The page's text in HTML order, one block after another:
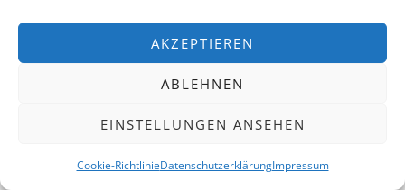
AKZEPTIEREN
ABLEHNEN
EINSTELLUNGEN ANSEHEN
Cookie-RichtlinieDatenschutzerklärungImpressum